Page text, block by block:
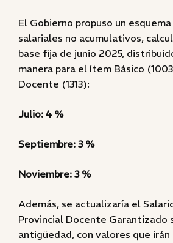
El Gobierno propuso un
salariales no acumulativos,
base fija de junio 2025,
manera para el ítem Básico
Docente (1313):
Julio: 4 %
Septiembre: 3 %
Noviembre: 3 %
Además, se actualizaría el
Provincial Docente Garantizado
antigüedad, con valores que